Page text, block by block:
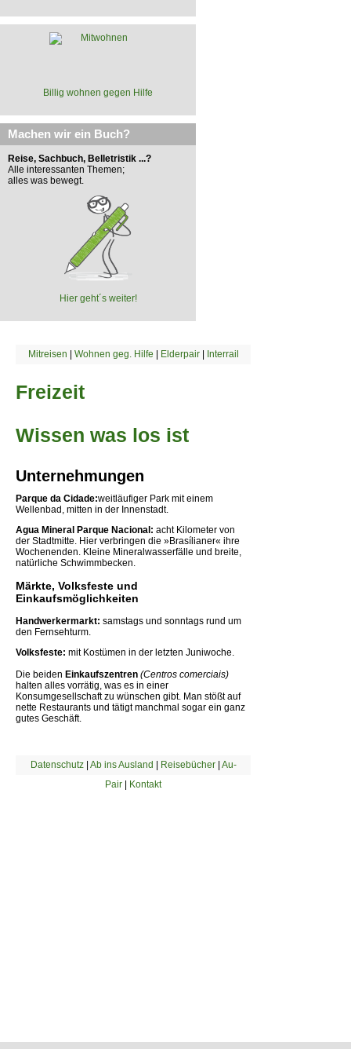
Billig wohnen gegen Hilfe
Machen wir ein Buch?
Reise, Sachbuch, Belletristik ...?
Alle interessanten Themen;
alles was bewegt.
Hier geht´s weiter!
Mitreisen | Wohnen geg. Hilfe | Elderpair| Interrail
Freizeit
Wissen was los ist
Unternehmungen
Parque da Cidade:weitläufiger Park mit einem
Wellenbad, mitten in der Innenstadt.
Agua Mineral Parque Nacional: acht Kilometer von
der Stadtmitte. Hier verbringen die »Brasílianer« ihre
Wochenenden. Kleine Mineralwasserfälle und breite,
natürliche Schwimmbecken.
Märkte, Volksfeste und
Einkaufsmöglichkeiten
Handwerkermarkt: samstags und sonntags rund um
den Fernsehturm.
Volksfeste: mit Kostümen in der letzten Juniwoche.
Die beiden Einkaufszentren (Centros comerciais)
halten alles vorrätig, was es in einer
Konsumgesellschaft zu wünschen gibt. Man stößt auf
nette Restaurants und tätigt manchmal sogar ein ganz
gutes Geschäft.
Datenschutz| Ab ins Ausland | Reisebücher| Au-
Pair | Kontakt